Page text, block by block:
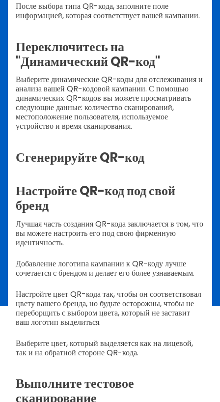
После выбора типа QR-кода, заполните поле
информацией, которая соответствует вашей кампании.
Переключитесь на
"Динамический QR-код"
Выберите динамические QR-коды для отслеживания и
анализа вашей QR-кодовой кампании. С помощью
динамических QR-кодов вы можете просматривать
следующие данные: количество сканирований,
местоположение пользователя, используемое
устройство и время сканирования.
Сгенерируйте QR-код
Настройте QR-код под свой
бренд
Лучшая часть создания QR-кода заключается в том, что
вы можете настроить его под свою фирменную
идентичность.
Добавление логотипа кампании к QR-коду лучше
сочетается с брендом и делает его более узнаваемым.
Настройте цвет QR-кода так, чтобы он соответствовал
цвету вашего бренда, но будьте осторожны, чтобы не
переборщить с выбором цвета, который не заставит
ваш логотип выделиться.
Выберите цвет, который выделяется как на лицевой,
так и на обратной стороне QR-кода.
Выполните тестовое
сканирование